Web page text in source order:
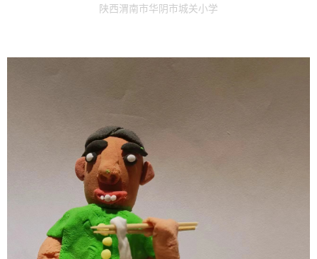
陕西渭南市华阴市城关小学